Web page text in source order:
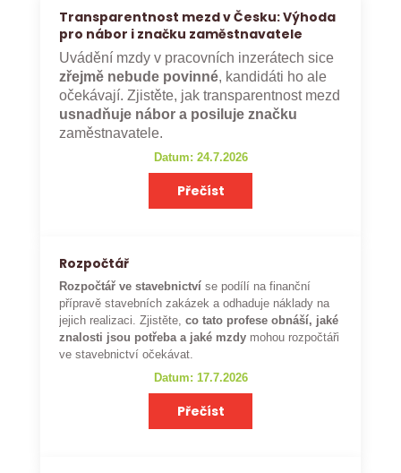
Transparentnost mezd v Česku: Výhoda
pro nábor i značku zaměstnavatele
Uvádění mzdy v pracovních inzerátech sice
zřejmě nebude povinné, kandidáti ho ale
očekávají. Zjistěte, jak transparentnost mezd
usnadňuje nábor a posiluje značku
zaměstnavatele.
Datum: 24.7.2026
Přečíst
Rozpočtář
Rozpočtář ve stavebnictví se podílí na finanční
přípravě stavebních zakázek a odhaduje náklady na
jejich realizaci. Zjistěte,co tato profese obnáší, jaké
znalosti jsou potřeba a jaké mzdy mohou rozpočtáři
ve stavebnictví očekávat.
Datum: 17.7.2026
Přečíst